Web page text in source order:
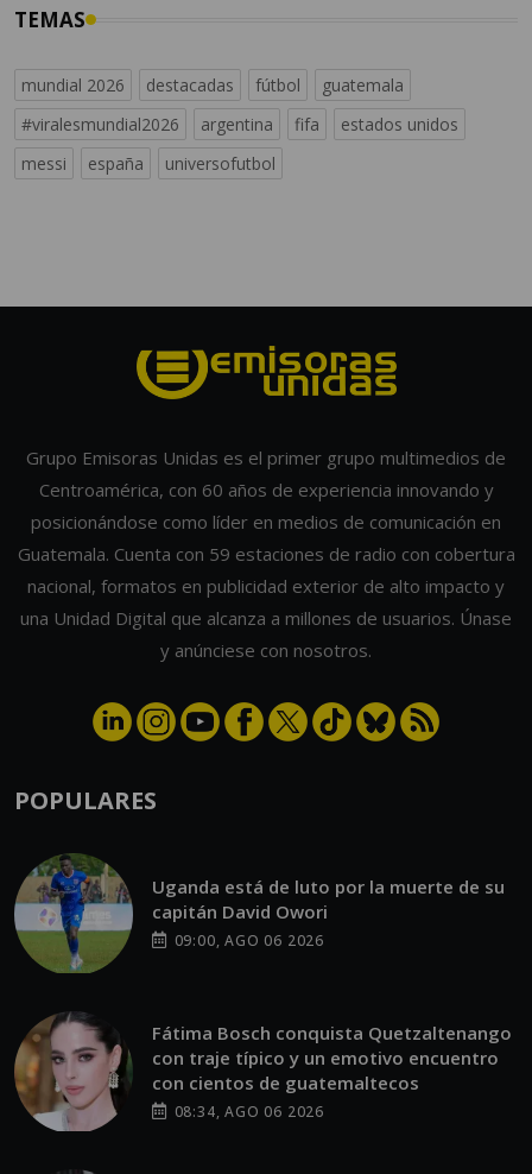
TEMAS
mundial 2026 destacadas fútbol
guatemala
#viralesmundial2026
argentina fifa
estados unidos
messi
españa universofutbol
Grupo Emisoras Unidas es el primer grupo multimedios de
Centroamérica, con 60 años de experiencia innovando y
posicionándose como líder en medios de comunicación en
Guatemala. Cuenta con 59 estaciones de radio con cobertura
nacional, formatos en publicidad exterior de alto impacto y
una Unidad Digital que alcanza a millones de usuarios. Únase
y anúnciese con nosotros.
POPULARES
Uganda está de luto por la muerte de su
capitán David Owori
09:00, AGO 06 2026
Fátima Bosch conquista Quetzaltenango
con traje típico y un emotivo encuentro
con cientos de guatemaltecos
08:34, AGO 06 2026